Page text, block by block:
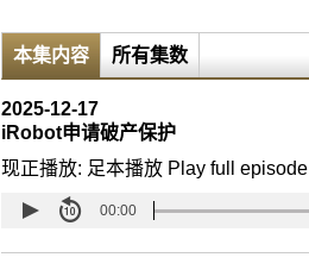
本集内容 所有集数
2025-12-17
iRobot申请破产保护
现正播放: 足本播放 Play full episode
00:00